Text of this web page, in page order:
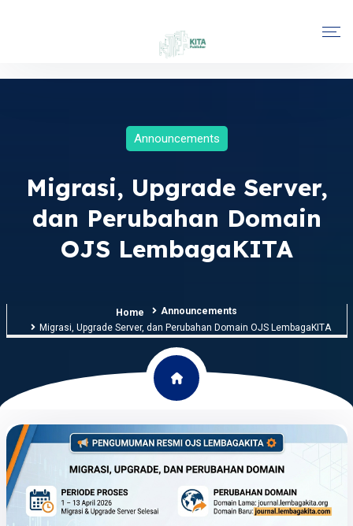
Announcements
Migrasi, Upgrade Server,
dan Perubahan Domain
OJS LembagaKITA
Home
Announcements
Migrasi, Upgrade Server, dan Perubahan Domain OJS LembagaKITA